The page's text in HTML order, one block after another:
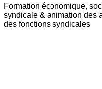
Formation économique,
syndicale & animation des
des fonctions syndicales